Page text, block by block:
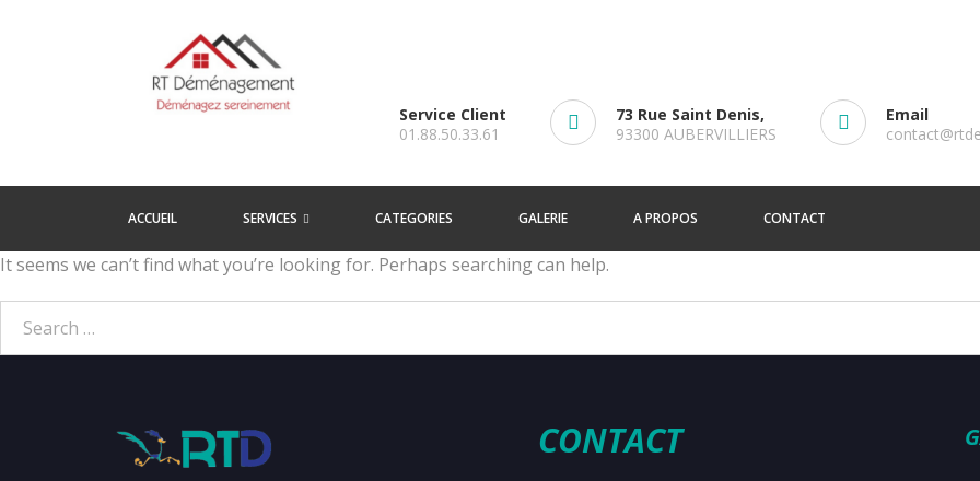
Service Client
01.88.50.33.61
73 Rue Saint Denis,
93300 AUBERVILLIERS
Email
ACCUEIL SERVICES CATEGORIES GALERIE A PROPOS CONTACT
It seems we can’t find what you’re looking for. Perhaps searching can help.
CONTACT